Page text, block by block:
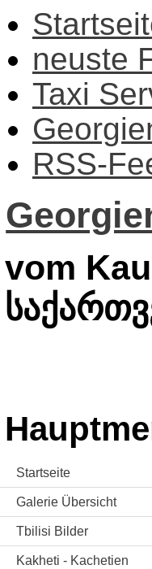
neuste
Taxi
RSS-
vom
Startseite
Galerie Übersicht
Tbilisi Bilder
Kakheti - Kachetien